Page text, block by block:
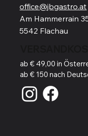
office@jbgastro.at
Am Hammerrain
5542 Flachau
ab € 49,00 in
ab € 150 nach